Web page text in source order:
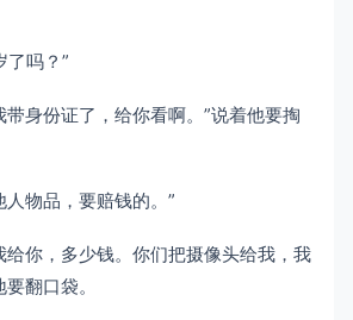
了吗？”
带身份证了，给你看啊。”说着他要掏
物品，要赔钱的。”
给你，多少钱。你们把摄像头给我，我
翻口袋。